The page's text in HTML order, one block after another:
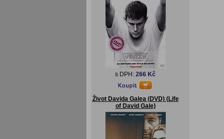
s DPH: 266 Kč
Život Davida Galea (DVD) (Life
of David Gale)